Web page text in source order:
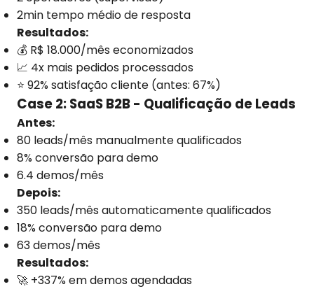
2min tempo médio de resposta
Resultados:
💰 R$ 18.000/mês economizados
📈 4x mais pedidos processados
⭐ 92% satisfação cliente (antes: 67%)
Case 2: SaaS B2B - Qualificação de Leads
Antes:
80 leads/mês manualmente qualificados
8% conversão para demo
6.4 demos/mês
Depois:
350 leads/mês automaticamente qualificados
18% conversão para demo
63 demos/mês
Resultados:
🚀 +337% em demos agendadas